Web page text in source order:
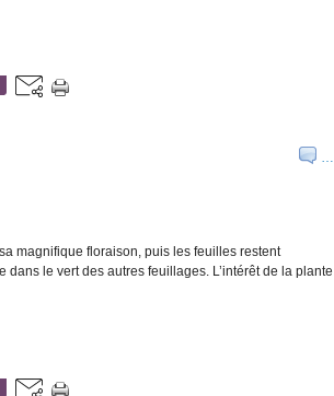
…
magnifique floraison, puis les feuilles restent
le vert des autres feuillages. L’intérêt de la plante